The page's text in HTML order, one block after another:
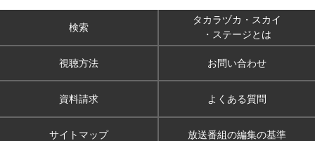
検索
タカラヅカ・スカイ
・ステージとは
視聴方法 お問い合わせ
資料請求 よくある質問
サイトマップ 放送番組の編集の基準